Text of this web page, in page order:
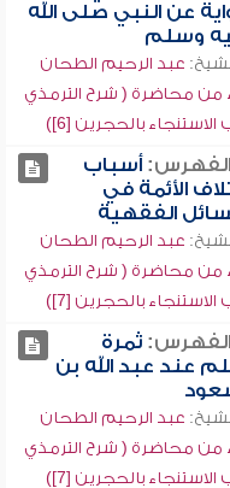
عن النبي صلى الله
وسلم
عبد الرحيم الطحان
من محاضرة ( شرح الترمذي
الاستنجاء بالحجرين [6])
الفهرس:أسباب
الأئمة في
الفقهية
عبد الرحيم الطحان
من محاضرة ( شرح الترمذي
الاستنجاء بالحجرين [7])
الفهرس:ثمرة
عند عبد الله بن
عبد الرحيم الطحان
من محاضرة ( شرح الترمذي
الاستنجاء بالحجرين [7])